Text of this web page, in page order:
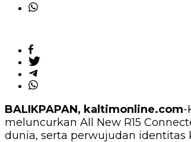
BALIKPAPAN, kaltimonline.com-
meluncurkan All New R15
dunia, serta perwujudan identitas